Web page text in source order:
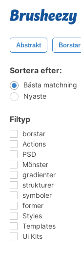
Abstrakt Borstar
Sortera efter:
Bästa matchning
Nyaste
Filtyp
borstar
Actions
PSD
Mönster
gradienter
strukturer
symboler
former
Styles
Templates
Ui Kits